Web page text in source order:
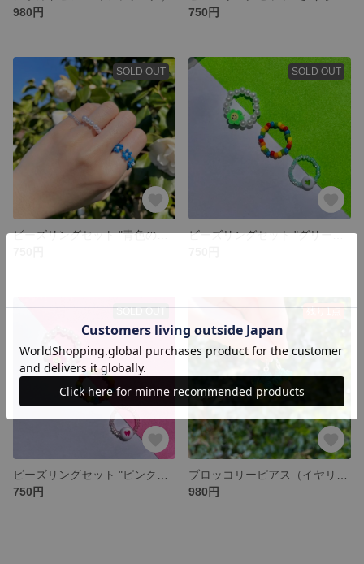
980円
750円
SOLD OUT
ビーズリングセット "青色のお花"
SOLD OUT
ビーズリングセット "グリーンスマイルフラワー"
SOLD OUT
750円
残り1点
980円